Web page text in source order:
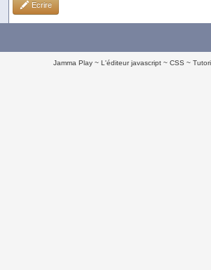
Ecrire
Jamma Play L'éditeur javascript CSS